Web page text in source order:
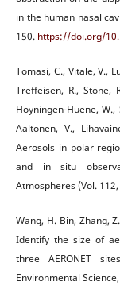
in the human nasal
150. https://doi.org/
Tomasi, C., Vitale, V.,
Treffeisen, R., Stone,
Hoyningen-Huene,
Aaltonen, V.,
Aerosols in polar
and in situ
Atmospheres (Vol.
Wang, H. Bin, Zhang,
Identify the size of
three AERONET
Environmental